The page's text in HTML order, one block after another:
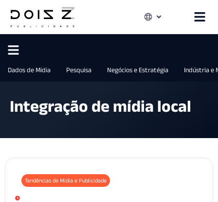
Dados de Mídia Pesquisa Negócios e Estratégia Indústria e
Integração de mídia local
Tendências de Mídia e Publicidade